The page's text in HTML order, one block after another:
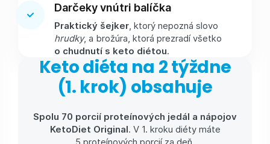
Darčeky vnútri balíčka
Praktický šejker , ktorý nepozná slovo
hrudky, a brožúra, ktorá prezradí všetko
o chudnutí s keto diétou.
Keto diéta na 2 týždne
(1. krok) obsahuje
Spolu 70 porcií proteínových jedál a nápojov
KetoDiet Original. V 1. kroku diéty máte